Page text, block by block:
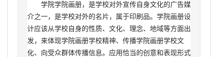
学院学院画册，是学校对外宣传自身文化的广告媒
介之一，是学校对外的名片，属于印刷品。学院画册设
计应该从学校自身的性质、文化、理念、地域等方面出
发，来体现学院画册学校精神、传播学院画册学校文
化、向受众群体传播信息。应用恰当的创意和表现形式